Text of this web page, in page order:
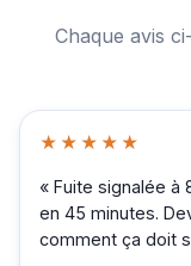
Chaque avis
★★★★★
« Fuite signalée à
en 45 minutes.
comment ça doit